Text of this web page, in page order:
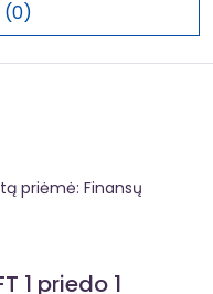
(0)
priėmė: Finansų
1 priedo 1